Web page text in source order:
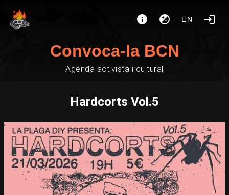
EN
Convoca-la BCN
Agenda activista i cultural
Hardcorts Vol.5